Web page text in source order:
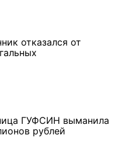
отказался от
ГУФСИН выманила
рублей